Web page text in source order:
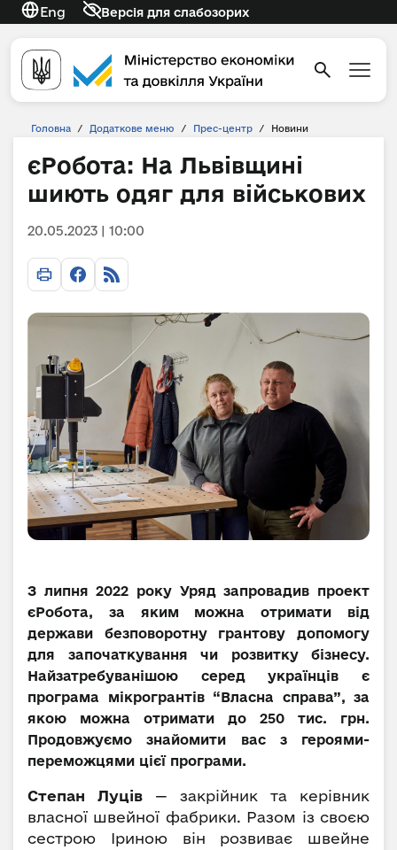
Eng Версія для слабозорих
Головна / Додаткове меню / Прес-центр / Новини
єРобота: На Львівщині
шиють одяг для військових
20.05.2023 | 10:00
З липня 2022 року Уряд запровадив проект
єРобота, за яким можна отримати від
держави безповоротну грантову допомогу
для започаткування чи розвитку бізнесу.
Найзатребуванішою серед українців є
програма мікрогрантів “Власна справа”, за
якою можна отримати до 250 тис. грн.
Продовжуємо знайомити вас з героями-
переможцями цієї програми.
Степан Луців — закрійник та керівник
власної швейної фабрики. Разом із своєю
сестрою Іриною він розвиває швейне